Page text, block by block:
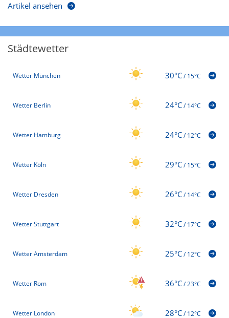
Artikel ansehen
Städtewetter
Wetter München 30°C/15°C
Wetter Berlin 24°C/14°C
Wetter Hamburg 24°C/12°C
Wetter Köln 29°C/15°C
Wetter Dresden 26°C/14°C
Wetter Stuttgart 32°C/17°C
Wetter Amsterdam 25°C/12°C
Wetter Rom 36°C/23°C
Wetter London 28°C/12°C